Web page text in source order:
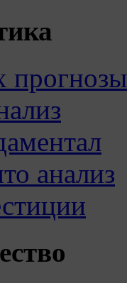
прогнозы
анализ